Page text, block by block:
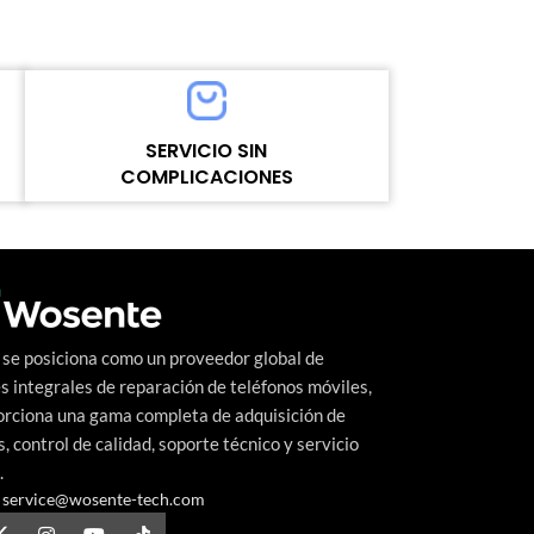
Shipping Method：DHL UPS FEDEX EMS
Delivery：Within 2-10Days Working Time
Quality Control：100% Working Strictly
SERVICIO SIN
COMPLICACIONES
posiciona como un proveedor global de
integrales de reparación de teléfonos móviles,
una gama completa de adquisición de
control de calidad, soporte técnico y servicio
tech.com